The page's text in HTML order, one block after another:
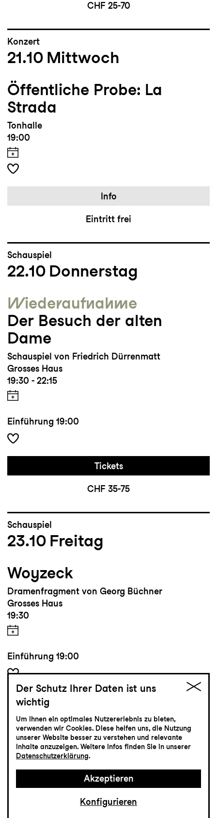
CHF 25-70
Konzert
21.10 Mittwoch
Öffentliche Probe: La
Strada
Tonhalle
19:00
Info
Eintritt frei
Schauspiel
22.10 Donnerstag
Wieder­aufnahme
Der Besuch der alten
Dame
Schauspiel von Friedrich Dürrenmatt
Grosses Haus
19:30 - 22:15
Einführung 19:00
Tickets
CHF 35-75
Schauspiel
23.10 Freitag
Woyzeck
Dramenfragment von Georg Büchner
Grosses Haus
19:30
Einführung 19:00
CHF 35-75
Konzert
23.10Freitag
Der Schutz Ihrer Daten ist uns
wichtig
Um Ihnen ein optimales Nutzererlebnis zu bieten,
verwenden wir Cookies. Diese helfen uns, die Nutzung
unserer Website besser zu verstehen und relevante
Inhalte anzuzeigen. Weitere Infos finden Sie in unserer
Datenschutzerklärung.
Akzeptieren
Konfigurieren